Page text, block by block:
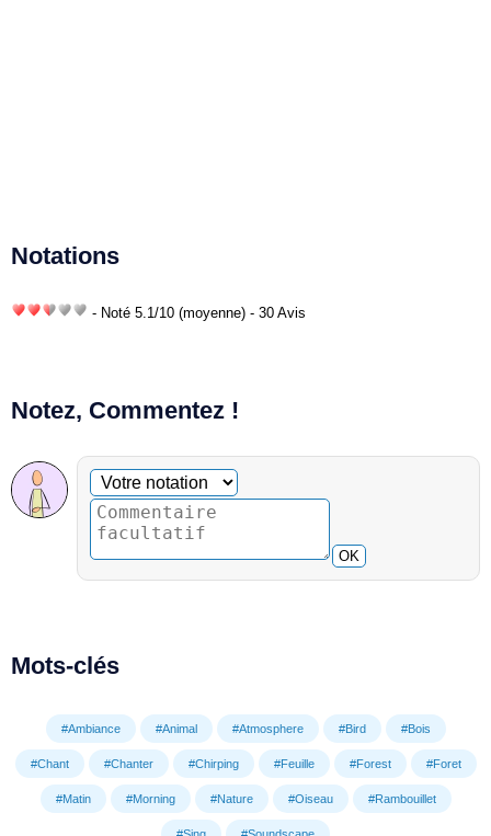
Notations
- Noté 5.1 /10 (moyenne) - 30 Avis
Notez, Commentez !
Commentaire facultatif
Votre notation
OK
Mots-clés
#Ambiance #Animal #Atmosphere #Bird #Bois
#Chant #Chanter #Chirping #Feuille #Forest #Foret
#Matin #Morning #Nature #Oiseau #Rambouillet